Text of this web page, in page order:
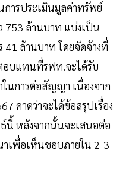
การประเมินมูลค่าทรัพย์
753 ล้านบาท แบ่งเป็น
ล้านบาท โดยจัดจ้างที่
อบแทนที่รฟท.จะได้รับ
นการต่อสัญญา เนื่องจาก
คาดว่าจะได้ข้อสรุปเรื่อง
นี้ หลังจากนั้นจะเสนอต่อ
เพื่อเห็นชอบภายใน 2-3